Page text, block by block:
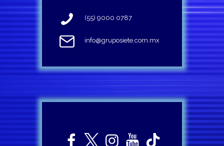
(55) 9000 0787
info@gruposiete.com.mx